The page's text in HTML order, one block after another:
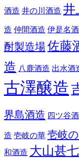
酒造 井の川酒造 井
造 仲間酒造 伊是名
酎製造場佐藤
造 八鹿酒造 出水酒
古澤醸造
界島酒造 四ツ谷
造 壱岐の華 壱岐
和酒造 大山甚